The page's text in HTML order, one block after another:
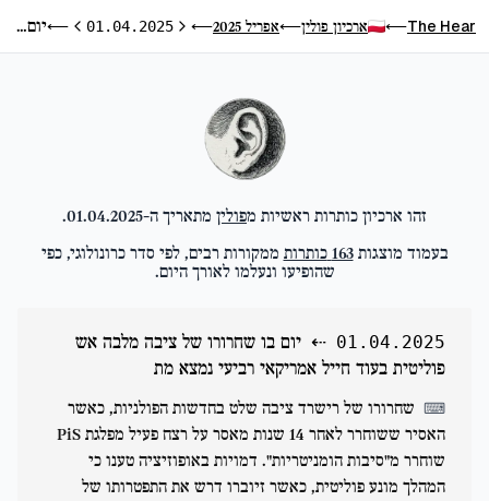
The Hear
⟵ ארכיון פולין⟵אפריל 2025 ⟵היום הקודם
01.04.2025 היום הבא
⟵ יום בו שחרורו של ציבה מלבה אש פוליטית בעוד חייל אמריקאי רביעי נמצא מת
זהו ארכיון כותרות ראשיות מפולין מתאריך ה-01.04.2025
.
בעמוד מוצגות163 כותרות ממקורות רבים, לפי סדר כרונולוגי, כפי
שהופיעו ונעלמו לאורך היום.
01.04.2025
⇠ יום בו שחרורו של ציבה מלבה אש
פוליטית בעוד חייל אמריקאי רביעי נמצא מת
⌨ שחרורו של רישרד ציבה שלט בחדשות הפולניות, כאשר
האסיר ששוחרר לאחר 14 שנות מאסר על רצח פעיל מפלגת PiS
שוחרר מ"סיבות הומניטריות". דמויות באופוזיציה טענו כי
המהלך מונע פוליטית, כאשר זיוברו דרש את התפטרותו של